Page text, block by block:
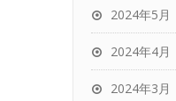
2024年5月
2024年4月
2024年3月